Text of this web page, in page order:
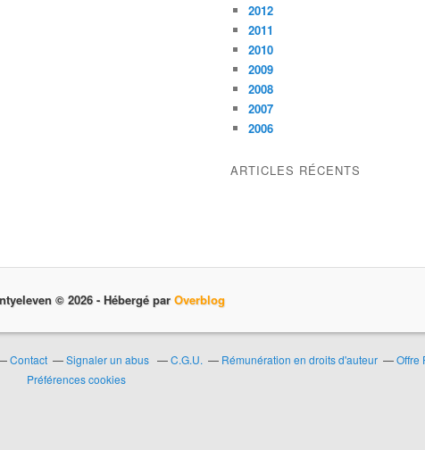
2012
2011
2010
2009
2008
2007
2006
ARTICLES RÉCENTS
© 2026 - Hébergé par Overblog
Contact Signaler un abus C.G.U. Rémunération en droits d'auteur Offre
Préférences cookies